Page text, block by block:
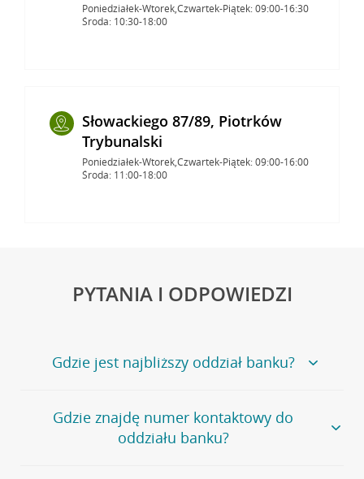
Poniedziałek-Wtorek,Czwartek-Piątek: 09:00-16:30
Środa: 10:30-18:00
Słowackiego 87/89, Piotrków
Trybunalski
Poniedziałek-Wtorek,Czwartek-Piątek: 09:00-16:00
Środa: 11:00-18:00
PYTANIA I ODPOWIEDZI
Gdzie jest najbliższy oddział banku?
Jeśli szukasz oddziału naszego banku, zapraszamy na
stronęPlacówki i bankomaty, na której znajduje się
wygodna wyszukiwarka.
Gdzie znajdę numer kontaktowy do
oddziału banku?